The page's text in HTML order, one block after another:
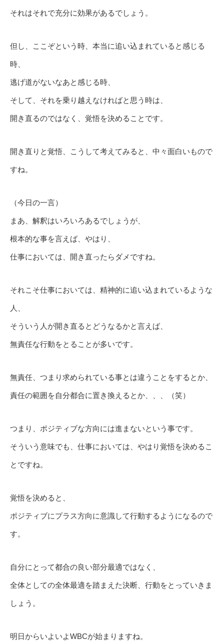
それはそれで充分に効果があるでしょう。
但し、ここぞという時、本当に追い込まれていると感じる
時、
逃げ道がないなあと感じる時、
そして、それを乗り越えなければと思う時は、
開き直るのではなく、覚悟を決めることです。
開き直りと覚悟、こうして考えてみると、中々面白いもので
すね。
（今日の一言）
まあ、解釈はいろいろあるでしょうが、
根本的な事を言えば、やはり、
仕事においては、開き直ったらダメですね。
それこそ仕事においては、精神的に追い込まれているような
人、
そういう人が開き直るとどうなるかと言えば、
無責任な行動をとることが多いです。
無責任、つまり求められている事とは違うことをするとか、
責任の範囲を自分都合に置き換えるとか、、、（笑）
つまり、ポジティブな方向には進まないという事です。
そういう意味でも、仕事においては、やはり覚悟を決めるこ
とですね。
覚悟を決めると、
ポジティブにプラス方向に意識して行動するようになるので
す。
自分にとって都合の良い部分最適ではなく、
全体としての全体最適を踏まえた決断、行動をとっていきま
しょう。
明日からいよいよWBCが始まりますね。